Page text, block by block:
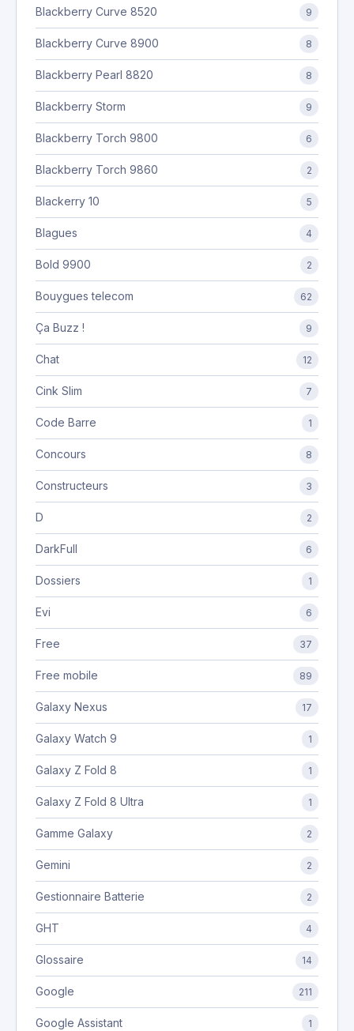
Blackberry Curve 8520 9
Blackberry Curve 8900 8
Blackberry Pearl 8820 8
Blackberry Storm 9
Blackberry Torch 9800 6
Blackberry Torch 9860 2
Blackerry 10 5
Blagues 4
Bold 9900 2
Bouygues telecom 62
Ça Buzz ! 9
Chat 12
Cink Slim 7
Code Barre 1
Concours 8
Constructeurs 3
D 2
DarkFull 6
Dossiers 1
Evi 6
Free 37
Free mobile 89
Galaxy Nexus 17
Galaxy Watch 9 1
Galaxy Z Fold 8 1
Galaxy Z Fold 8 Ultra 1
Gamme Galaxy 2
Gemini 2
Gestionnaire Batterie 2
GHT 4
Glossaire 14
Google 211
Google Assistant 1